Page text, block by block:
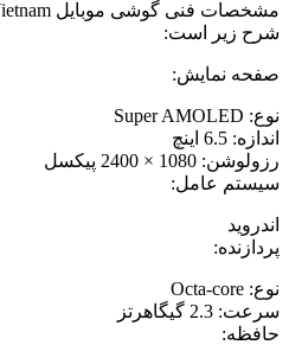
شرح زیر است:
صفحه نمایش:
نوع: Super AMOLED
اندازه: 6.5 اینچ
رزولوشن: 1080 × 2400 پیکسل
سیستم عامل:
اندروید
پردازنده:
نوع: Octa-core
سرعت: 2.3 گیگاهرتز
حافظه: